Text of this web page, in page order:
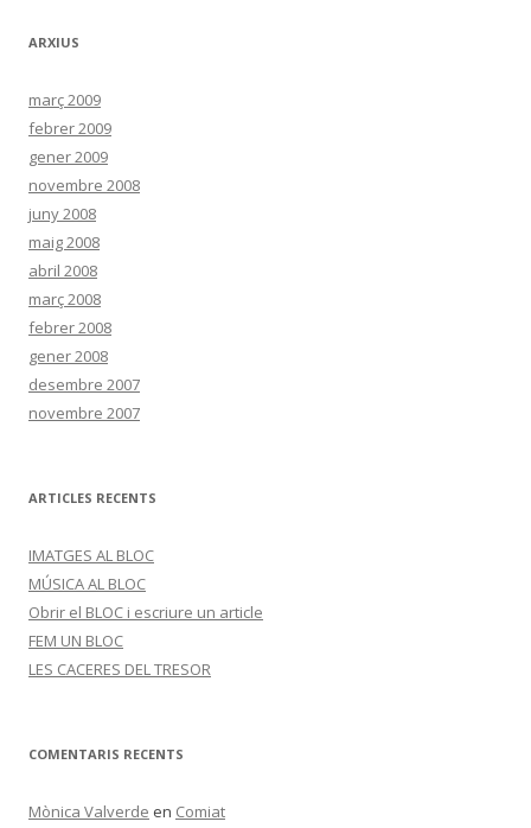
ARXIUS
març 2009
febrer 2009
gener 2009
novembre 2008
juny 2008
maig 2008
abril 2008
març 2008
febrer 2008
gener 2008
desembre 2007
novembre 2007
ARTICLES RECENTS
IMATGES AL BLOC
MÚSICA AL BLOC
Obrir el BLOC i escriure un article
FEM UN BLOC
LES CACERES DEL TRESOR
COMENTARIS RECENTS
Mònica Valverde en Comiat